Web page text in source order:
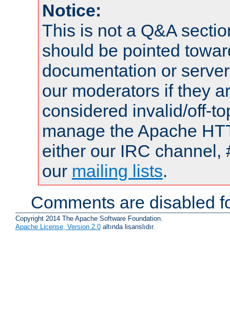
Notice:
This is not a Q&A
should be pointed
documentation or
our moderators if they
considered invalid/off-
manage the Apache
either our IRC channel,
our mailing lists.
Comments are disabled
Copyright 2014 The Apache Software Foundation.
Apache License, Version 2.0 altında lisanslıdır.